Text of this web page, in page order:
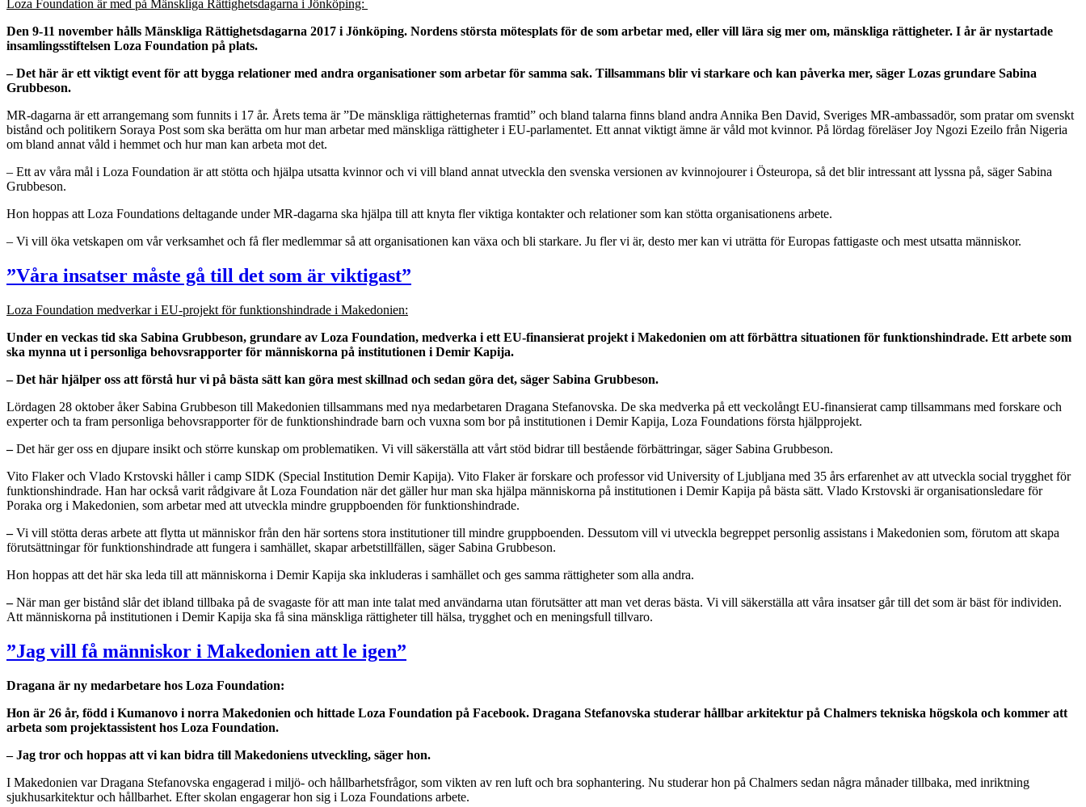
Loza Foundation är med på Mänskliga Rättighetsdagarna i Jönköping:
Den 9-11 november hålls Mänskliga Rättighetsdagarna 2017 i Jönköping. Nordens största mötesplats för de som arbetar med, eller vill lära sig mer om, mänskliga rättigheter. I år är nystartade
insamlingsstiftelsen Loza Foundation på plats.
– Det här är ett viktigt event för att bygga relationer med andra organisationer som arbetar för samma sak. Tillsammans blir vi starkare och kan påverka mer, säger Lozas grundare Sabina
Grubbeson.
MR-dagarna är ett arrangemang som funnits i 17 år. Årets tema är ”De mänskliga rättigheternas framtid” och bland talarna finns bland andra Annika Ben David, Sveriges MR-ambassadör, som pratar om svenskt
bistånd och politikern Soraya Post som ska berätta om hur man arbetar med mänskliga rättigheter i EU-parlamentet. Ett annat viktigt ämne är våld mot kvinnor. På lördag föreläser Joy Ngozi Ezeilo från Nigeria
om bland annat våld i hemmet och hur man kan arbeta mot det.
– Ett av våra mål i Loza Foundation är att stötta och hjälpa utsatta kvinnor och vi vill bland annat utveckla den svenska versionen av kvinnojourer i Östeuropa, så det blir intressant att lyssna på, säger Sabina
Grubbeson.
Hon hoppas att Loza Foundations deltagande under MR-dagarna ska hjälpa till att knyta fler viktiga kontakter och relationer som kan stötta organisationens arbete.
– Vi vill öka vetskapen om vår verksamhet och få fler medlemmar så att organisationen kan växa och bli starkare. Ju fler vi är, desto mer kan vi uträtta för Europas fattigaste och mest utsatta människor.
”Våra insatser måste gå till det som är viktigast”
Loza Foundation medverkar i EU-projekt för funktionshindrade i Makedonien:
Under en veckas tid ska Sabina Grubbeson, grundare av Loza Foundation, medverka i ett EU-finansierat projekt i Makedonien om att förbättra situationen för funktionshindrade. Ett arbete som
ska mynna ut i personliga behovsrapporter för människorna på institutionen i Demir Kapija.
– Det här hjälper oss att förstå hur vi på bästa sätt kan göra mest skillnad och sedan göra det, säger Sabina Grubbeson.
Lördagen 28 oktober åker Sabina Grubbeson till Makedonien tillsammans med nya medarbetaren Dragana Stefanovska. De ska medverka på ett veckolångt EU-finansierat camp tillsammans med forskare och
experter och ta fram personliga behovsrapporter för de funktionshindrade barn och vuxna som bor på institutionen i Demir Kapija, Loza Foundations första hjälpprojekt.
–Det här ger oss en djupare insikt och större kunskap om problematiken. Vi vill säkerställa att vårt stöd bidrar till bestående förbättringar, säger Sabina Grubbeson.
Vito Flaker och Vlado Krstovski håller i camp SIDK (Special Institution Demir Kapija). Vito Flaker är forskare och professor vid University of Ljubljana med 35 års erfarenhet av att utveckla social trygghet för
funktionshindrade. Han har också varit rådgivare åt Loza Foundation när det gäller hur man ska hjälpa människorna på institutionen i Demir Kapija på bästa sätt. Vlado Krstovski är organisationsledare för
Poraka org i Makedonien, som arbetar med att utveckla mindre gruppboenden för funktionshindrade.
–Vi vill stötta deras arbete att flytta ut människor från den här sortens stora institutioner till mindre gruppboenden. Dessutom vill vi utveckla begreppet personlig assistans i Makedonien som, förutom att skapa
förutsättningar för funktionshindrade att fungera i samhället, skapar arbetstillfällen, säger Sabina Grubbeson.
Hon hoppas att det här ska leda till att människorna i Demir Kapija ska inkluderas i samhället och ges samma rättigheter som alla andra.
–När man ger bistånd slår det ibland tillbaka på de svagaste för att man inte talat med användarna utan förutsätter att man vet deras bästa. Vi vill säkerställa att våra insatser går till det som är bäst för individen.
Att människorna på institutionen i Demir Kapija ska få sina mänskliga rättigheter till hälsa, trygghet och en meningsfull tillvaro.
”Jag vill få människor i Makedonien att le igen”
Dragana är ny medarbetare hos Loza Foundation:
Hon är 26 år, född i Kumanovo i norra Makedonien och hittade Loza Foundation på Facebook. Dragana Stefanovska studerar hållbar arkitektur på Chalmers tekniska högskola och kommer att
arbeta som projektassistent hos Loza Foundation.
– Jag tror och hoppas att vi kan bidra till Makedoniens utveckling, säger hon.
I Makedonien var Dragana Stefanovska engagerad i miljö- och hållbarhetsfrågor, som vikten av ren luft och bra sophantering. Nu studerar hon på Chalmers sedan några månader tillbaka, med inriktning
sjukhusarkitektur och hållbarhet. Efter skolan engagerar hon sig i Loza Foundations arbete.